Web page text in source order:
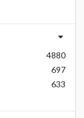
4880
697
633